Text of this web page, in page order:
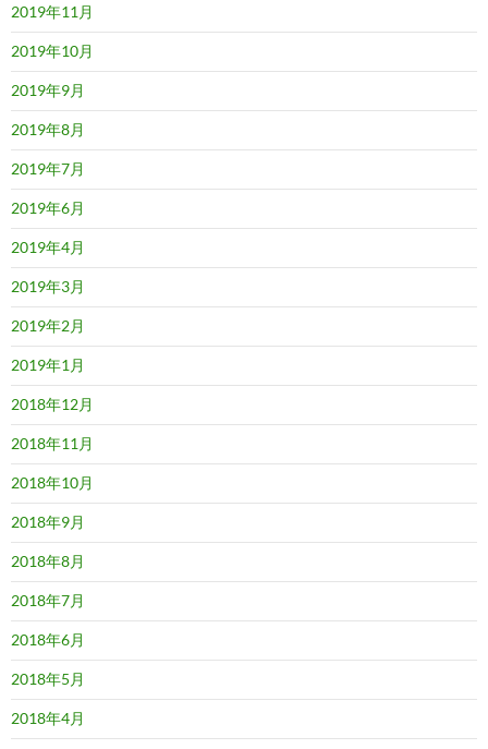
2019年11月
2019年10月
2019年9月
2019年8月
2019年7月
2019年6月
2019年4月
2019年3月
2019年2月
2019年1月
2018年12月
2018年11月
2018年10月
2018年9月
2018年8月
2018年7月
2018年6月
2018年5月
2018年4月